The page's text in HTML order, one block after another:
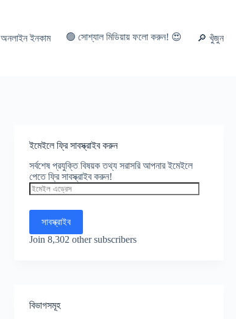
অনলাইন ইনকাম 🟢 সোশ্যাল মিডিয়ায় ফলো করুন! 😍 🔎 খুঁজুন
ইমেইলে ফ্রি সাবস্ক্রাইব করুন
সর্বশেষ প্রযুক্তি বিষয়ক তথ্য সরাসরি আপনার ইমেইলে
পেতে ফ্রি সাবস্ক্রাইব করুন!
ইমেইল
এড্রেস
সাবস্ক্রাইব
Join 8,302 other subscribers
বিভাগসমূহ